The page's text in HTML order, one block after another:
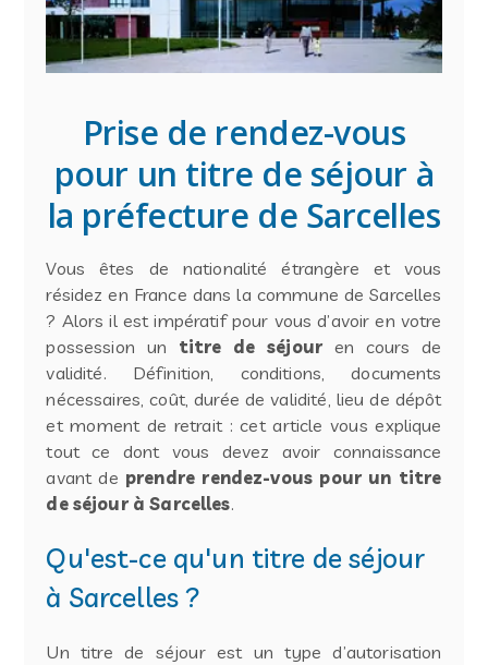
Prise de rendez-vous
pour un titre de séjour à
la préfecture de Sarcelles
Vous êtes de nationalité étrangère et vous
résidez en France dans la commune de Sarcelles
? Alors il est impératif pour vous d’avoir en votre
possession un titre de séjouren cours de
validité. Définition, conditions, documents
nécessaires, coût, durée de validité, lieu de dépôt
et moment de retrait : cet article vous explique
tout ce dont vous devez avoir connaissance
avant de prendre rendez-vous pour un titre
de séjour à Sarcelles.
Qu'est-ce qu'un titre de séjour
à Sarcelles ?
Un titre de séjour est un type d’autorisation